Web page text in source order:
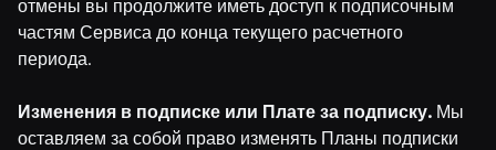
отмены вы продолжите иметь доступ к подписочным
частям Сервиса до конца текущего расчетного
периода.
Изменения в подписке или Плате за подписку. Мы
оставляем за собой право изменять Планы подписки